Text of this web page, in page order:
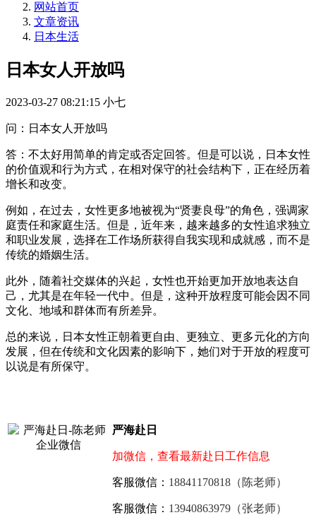
网站首页
文章资讯
日本生活
日本女人开放吗
2023-03-27 08:21:15 小七
问：日本女人开放吗
答：不太好用简单的肯定或否定回答。但是可以说，日本女性
的价值观和行为方式，在相对保守的社会结构下，正在经历着
增长和改变。
例如，在过去，女性更多地被视为“贤妻良母”的角色，强调家
庭责任和家庭生活。但是，近年来，越来越多的女性追求独立
和职业发展，选择在工作场所获得自我实现和成就感，而不是
传统的婚姻生活。
此外，随着社交媒体的兴起，女性也开始更加开放地表达自
己，尤其是在年轻一代中。但是，这种开放程度可能会因不同
文化、地域和群体而有所差异。
总的来说，日本女性正朝着更自由、更独立、更多元化的方向
发展，但在传统和文化因素的影响下，她们对于开放的程度可
以说是有所保守。
严海赴日
加微信，查看最新赴日工作信息
客服微信： 18841170818（陈老师）
客服微信： 13940863979（张老师）